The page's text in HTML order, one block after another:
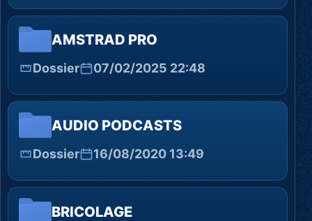
AMSTRAD PRO
Dossier 07/02/2025 22:48
AUDIO PODCASTS
Dossier 16/08/2020 13:49
BRICOLAGE